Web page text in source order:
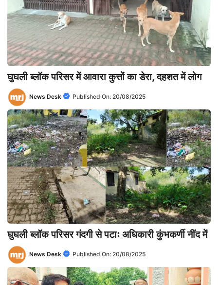
घुघली ब्लॉक परिसर में आवारा कुत्तों का डेरा, दहशत में लोग
News Desk Published On: 20/08/2025
घुघली ब्लॉक परिसर गंदगी से पटाः अधिकारी कुंभकर्णी नींद में
News Desk Published On: 20/08/2025